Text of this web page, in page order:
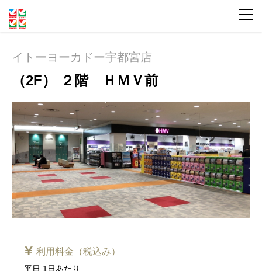
イトーヨーカドー宇都宮店
（2F） ２階 ＨＭＶ前
利用料金（税込み）
平日 1日あたり